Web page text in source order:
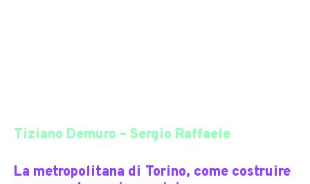
Tiziano Demuro – Sergio Raffaele
La metropolitana di Torino, come costruire